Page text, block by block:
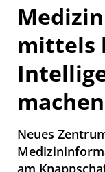
mittels
machen
Neues
am